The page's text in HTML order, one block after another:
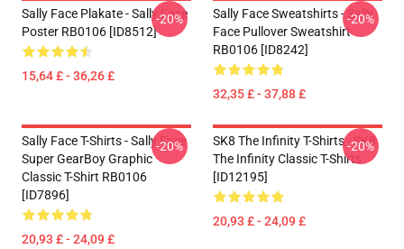
Sally Face Plakate - Sally Face
Poster RB0106 [ID8512]
15,64 £ - 36,26 £
-20%
Sally Face Sweatshirts - Sally
Face Pullover Sweatshirt
RB0106 [ID8242]
32,35 £ - 37,88 £
-20%
Sally Face T-Shirts - Sally Face
Super GearBoy Graphic
Classic T-Shirt RB0106
[ID7896]
20,93 £ - 24,09 £
-20%
SK8 The Infinity T-Shirts - SK8
The Infinity Classic T-Shirts
[ID12195]
20,93 £ - 24,09 £
-20%